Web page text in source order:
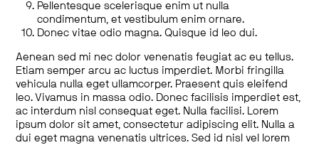
Pellentesque scelerisque enim ut nulla
condimentum, et vestibulum enim ornare.
Donec vitae odio magna. Quisque id leo dui.
Aenean sed mi nec dolor venenatis feugiat ac eu tellus.
Etiam semper arcu ac luctus imperdiet. Morbi fringilla
vehicula nulla eget ullamcorper. Praesent quis eleifend
leo. Vivamus in massa odio. Donec facilisis imperdiet est,
ac interdum nisl consequat eget. Nulla facilisi. Lorem
ipsum dolor sit amet, consectetur adipiscing elit. Nulla a
dui eget magna venenatis ultrices. Sed id nisl vel lorem